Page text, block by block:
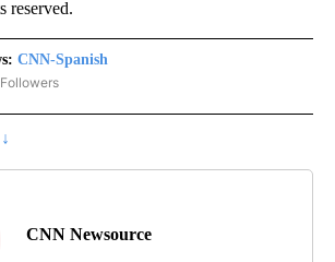
reserved.
CNN-Spanish
"CNN-SPANISH" TO RECEIVE NOTIFICATIONS ABOUT
CNN Newsource